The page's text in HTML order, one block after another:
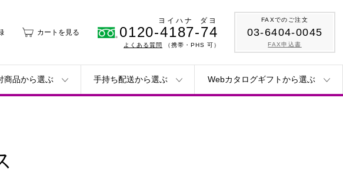
カートを見る
ヨイハナ ダヨ
0120-4187-74
よくある質問 （携帯・PHS 可）
FAXでのご注文
03-6404-0045
FAX申込書
商品から選ぶ 手持ち配送から選ぶ Webカタログギフトから選ぶ